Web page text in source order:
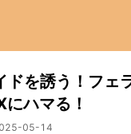
ドを誘う！フェ
ハマる！
05-14